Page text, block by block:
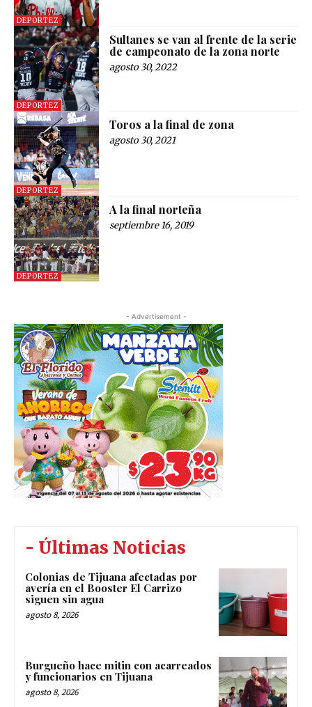
DEPORTEZ
DEPORTEZ
Sultanes se van al frente de la serie
de campeonato de la zona norte
agosto 30, 2022
DEPORTEZ
Toros a la final de zona
agosto 30, 2021
DEPORTEZ
A la final norteña
septiembre 16, 2019
- Advertisement -
- Últimas Noticias
Colonias de Tijuana afectadas por
avería en el Booster El Carrizo
siguen sin agua
agosto 8, 2026
Burgueño hace mitin con acarreados
y funcionarios en Tijuana
agosto 8, 2026